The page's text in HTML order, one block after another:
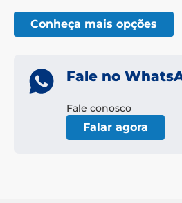
Conheça mais opções
Fale no
Fale conosco
Falar agora